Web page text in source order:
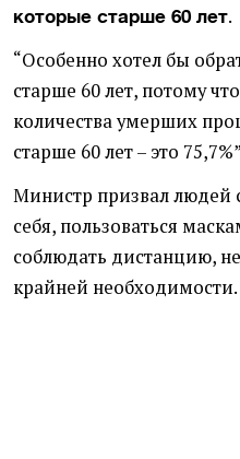
которые старше 60 лет.
“Особенно хотел бы
старше 60 лет, потому
количества умерших
старше 60 лет – это
Министр призвал людей
себя, пользоваться
соблюдать дистанцию,
крайней необходимости.